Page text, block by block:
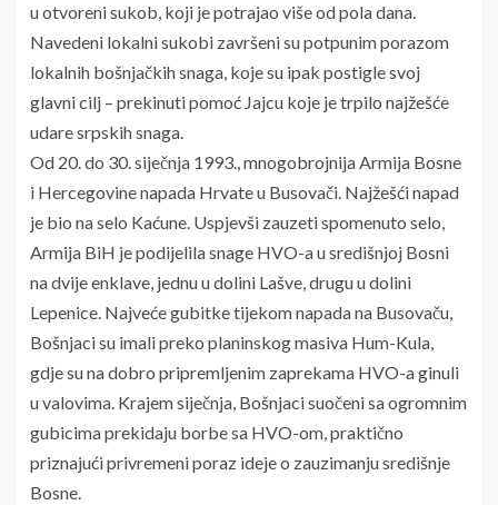
u otvoreni sukob, koji je potrajao više od pola dana.
Navedeni lokalni sukobi završeni su potpunim porazom
lokalnih bošnjačkih snaga, koje su ipak postigle svoj
glavni cilj – prekinuti pomoć Jajcu koje je trpilo najžešće
udare srpskih snaga.
Od 20. do 30. siječnja 1993., mnogobrojnija Armija Bosne
i Hercegovine napada Hrvate u Busovači. Najžešći napad
je bio na selo Kaćune. Uspjevši zauzeti spomenuto selo,
Armija BiH je podijelila snage HVO-a u središnjoj Bosni
na dvije enklave, jednu u dolini Lašve, drugu u dolini
Lepenice. Najveće gubitke tijekom napada na Busovaču,
Bošnjaci su imali preko planinskog masiva Hum-Kula,
gdje su na dobro pripremljenim zaprekama HVO-a ginuli
u valovima. Krajem siječnja, Bošnjaci suočeni sa ogromnim
gubicima prekidaju borbe sa HVO-om, praktično
priznajući privremeni poraz ideje o zauzimanju središnje
Bosne.